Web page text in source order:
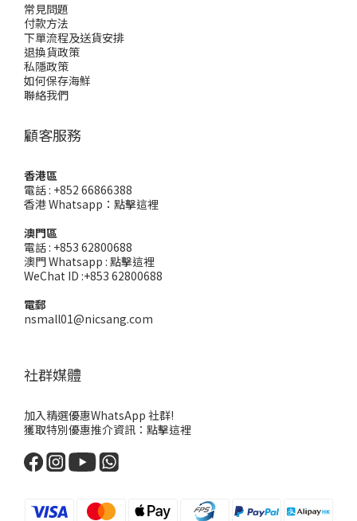
常見問題
付款方法
下單流程及送貨安排
退換貨政策
私隱政策
如何保存海鮮
聯絡我們
顧客服務
香港區
電話 : +852 66866388
香港 Whatsapp： 點擊這裡
澳門區
電話 : +853 62800688
澳門 Whatsapp : 點擊這裡
WeChat ID :+853 62800688
電郵
nsmall01@nicsang.com
社群媒體
加入精選優惠WhatsApp 社群!
獲取特別優惠推介資訊： 點擊這裡